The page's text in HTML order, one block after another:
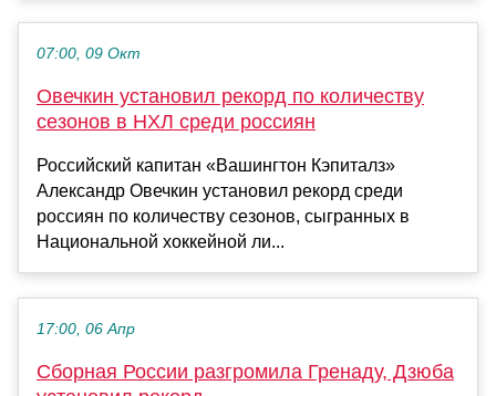
07:00, 09 Окт
Овечкин установил рекорд по количеству
сезонов в НХЛ среди россиян
Российский капитан «Вашингтон Кэпиталз»
Александр Овечкин установил рекорд среди
россиян по количеству сезонов, сыгранных в
Национальной хоккейной ли...
17:00, 06 Апр
Сборная России разгромила Гренаду, Дзюба